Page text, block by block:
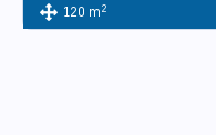
120 m2